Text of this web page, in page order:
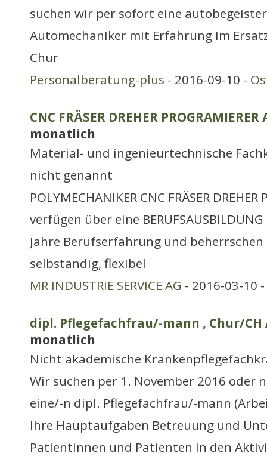
suchen wir per sofort eine
Automechaniker mit Erfahrung im
Chur
Personalberatung-plus - 2016-09-10 -
CNC FRÄSER DREHER
monatlich
Material- und ingenieurtechnische
nicht genannt
POLYMECHANIKER CNC FRÄSER DREHER
verfügen über eine
Jahre Berufserfahrung und
selbständig, flexibel
MR INDUSTRIE SERVICE AG - 2016-03-10 -
dipl. Pflegefachfrau/-mann , Chur/
monatlich
Nicht akademische
Wir suchen per 1. November 2016 oder
eine/-n dipl. Pflegefachfrau/-mann
Ihre Hauptaufgaben Betreuung und
Patientinnen und Patienten in den